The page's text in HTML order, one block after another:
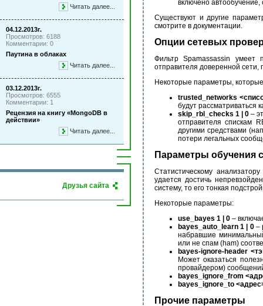
Читать далее...
04.12.2013г.
Просмотров: 6188
Комментарии: 0
Паутина в облаках
Читать далее...
03.12.2013г.
Просмотров: 6555
Комментарии: 1
Рецензия на книгу «MongoDB в
действии»
Читать далее...
Друзья сайта
включено автообучение,
Существуют и другие
смотрите в документации.
Опции сетевых
Фильтр Spamassassin умеет
отправителя доверенной сети,
Некоторые параметры,
trusted_networks
будут рассматриваться
skip_rbl_checks 1 | 0 –
отправителя спискам
другими средствами
потери легальных
Параметры обучения
Статистическому
удается достичь
систему, то его тонкая
Некоторые параметры:
use_bayes 1 | 0 –
bayes_auto_learn 1 | 0–
набравшие
или не спам (ham)
bayes-ignore-header
Может оказаться
провайдером)
bayes_ignore_from
bayes_ignore_to
Прочие параметры